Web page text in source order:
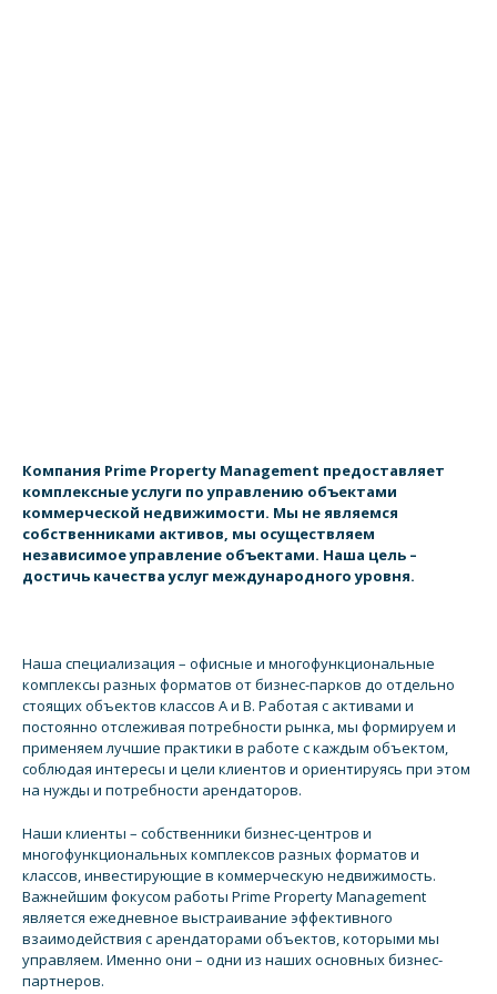
Компания Prime Property Management предоставляет
комплексные услуги по управлению объектами
коммерческой недвижимости. Мы не являемся
собственниками активов, мы осуществляем
независимое управление объектами. Наша цель –
достичь качества услуг международного уровня.
Наша специализация – офисные и многофункциональные
комплексы разных форматов от бизнес-парков до отдельно
стоящих объектов классов A и B. Работая с активами и
постоянно отслеживая потребности рынка, мы формируем и
применяем лучшие практики в работе с каждым объектом,
соблюдая интересы и цели клиентов и ориентируясь при этом
на нужды и потребности арендаторов.
Наши клиенты – собственники бизнес-центров и
многофункциональных комплексов разных форматов и
классов, инвестирующие в коммерческую недвижимость.
Важнейшим фокусом работы Prime Property Management
является ежедневное выстраивание эффективного
взаимодействия с арендаторами объектов, которыми мы
управляем. Именно они – одни из наших основных бизнес-
партнеров.